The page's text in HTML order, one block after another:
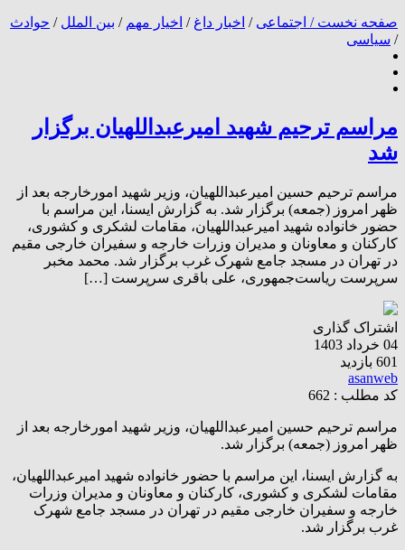
صفحه نخست / اجتماعی / اخبار داغ / اخیار مهم / بین الملل / حوادث
/ سیاسی
مراسم ترحیم شهید امیرعبداللهیان برگزار
شد
مراسم ترحیم حسین امیرعبداللهیان، وزیر شهید امورخارجه بعد از
ظهر امروز (جمعه) برگزار شد. به گزارش ایسنا، این مراسم با
حضور خانواده شهید امیرعبداللهیان، مقامات لشکری و کشوری،
کارکنان و معاونان و مدیران وزرات خارجه و سفیران خارجی مقیم
در تهران در مسجد جامع شهرک غرب برگزار شد. محمد مخبر
سرپرست ریاست‌جمهوری، علی باقری سرپرست […]
اشتراک گذاری
04 خرداد 1403
601 بازدید
asanweb
کد مطلب : 662
مراسم ترحیم حسین امیرعبداللهیان، وزیر شهید امورخارجه بعد از
ظهر امروز (جمعه) برگزار شد.
به گزارش ایسنا، این مراسم با حضور خانواده شهید امیرعبداللهیان،
مقامات لشکری و کشوری، کارکنان و معاونان و مدیران وزرات
خارجه و سفیران خارجی مقیم در تهران در مسجد جامع شهرک
غرب برگزار شد.